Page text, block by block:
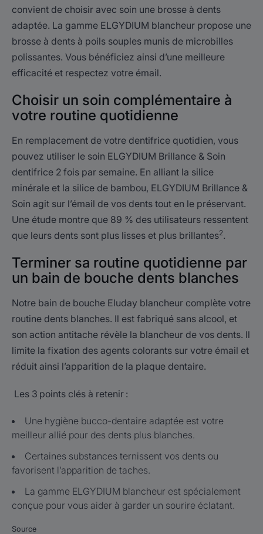
convient de choisir avec soin une brosse à dents
adaptée. La gamme ELGYDIUM blancheur propose une
brosse à dents à poils souples munis de microbilles
polissantes. Vous bénéficiez ainsi d’une meilleure
efficacité et respectez votre émail.
Choisir un soin complémentaire à
votre routine quotidienne
En remplacement de votre dentifrice quotidien, vous
pouvez utiliser le soin ELGYDIUM Brillance & Soin
dentifrice 2 fois par semaine. En alliant la silice
minérale et la silice de bambou, ELGYDIUM Brillance &
Soin agit sur l’émail de vos dents tout en le préservant.
Une étude montre que 89 % des utilisateurs ressentent
que leurs dents sont plus lisses et plus brillantes2.
Terminer sa routine quotidienne par
un bain de bouche dents blanches
Notre bain de bouche Eluday blancheur complète votre
routine dents blanches. Il est fabriqué sans alcool, et
son action antitache révèle la blancheur de vos dents. Il
limite la fixation des agents colorants sur votre émail et
réduit ainsi l’apparition de la plaque dentaire.
Les 3 points clés à retenir :
Une hygiène bucco-dentaire adaptée est votre
meilleur allié pour des dents plus blanches.
Certaines substances ternissent vos dents ou
favorisent l’apparition de taches.
La gamme ELGYDIUM blancheur est spécialement
conçue pour vous aider à garder un sourire éclatant.
Source